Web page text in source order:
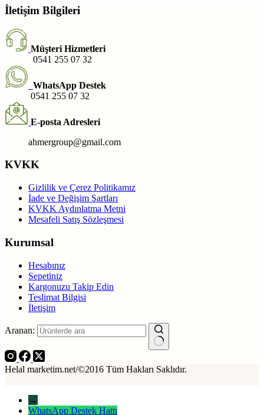
İletişim Bilgileri
Müşteri Hizmetleri
0541 255 07 32
WhatsApp Destek
0541 255 07 32
E-posta Adresleri
ahmergroup@gmail.com
KVKK
Gizlilik ve Çerez Politikamız
İade ve Değişim Şartları
KVKK Aydınlatma Metni
Mesafeli Satış Sözleşmesi
Kurumsal
Hesabınız
Sepetiniz
Kargonuzu Takip Edin
Teslimat Bilgisi
İletişim
Aranan:
Helal marketim.net/©2016 Tüm Hakları Saklıdır.
→
WhatsApp Destek Hattı